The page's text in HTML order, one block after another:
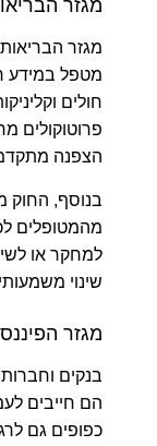
מגזר
מגזר
מטפל במידע
חולים
פרוטוקולים
הצפנה
בנוסף,
מהמטופלים
למחקר או
שינוי
מגזר
בנקים
הם חייבים
כפופים גם